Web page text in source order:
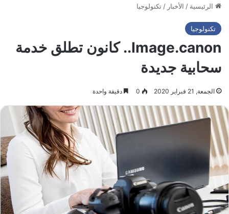
الرئيسية / الأخبار / تكنولوجيا
تكنولوجيا
Image.canon.. كانون تطلق خدمة
سحابية جديدة
الجمعة, 21 فبراير 2020 0 دقيقة واحدة